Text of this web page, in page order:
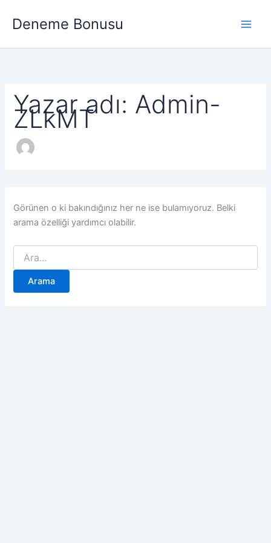
atlaDeneme Bonusu
Yazar adı: Admin-
ZLkMT
Görünen o ki bakındığınız her ne ise bulamıyoruz. Belki
arama özelliği yardımcı olabilir.
Search
for: